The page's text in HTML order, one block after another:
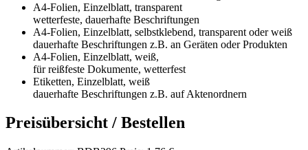
A4-Folien, Einzelblatt, transparent
wetterfeste, dauerhafte Beschriftungen
A4-Folien, Einzelblatt, selbstklebend, transparent oder weiß
dauerhafte Beschriftungen z.B. an Geräten oder Produkten
A4-Folien, Einzelblatt, weiß,
für reißfeste Dokumente, wetterfest
Etiketten, Einzelblatt, weiß
dauerhafte Beschriftungen z.B. auf Aktenordnern
Preisübersicht / Bestellen